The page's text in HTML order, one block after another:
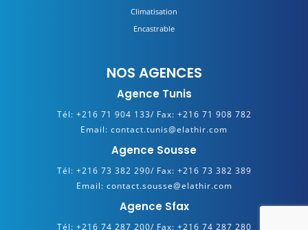
Climatisation
Encastrable
NOS AGENCES
Agence Tunis
Tél: +216 71 904 133/ Fax: +216 71 908 782
Email: contact.tunis@elathir.com
Agence Sousse
Tél: +216 73 382 290/ Fax: +216 73 382 389
Email: contact.sousse@elathir.com
Agence Sfax
Tél: +216 74 287 200/ Fax: +216 74 287 280